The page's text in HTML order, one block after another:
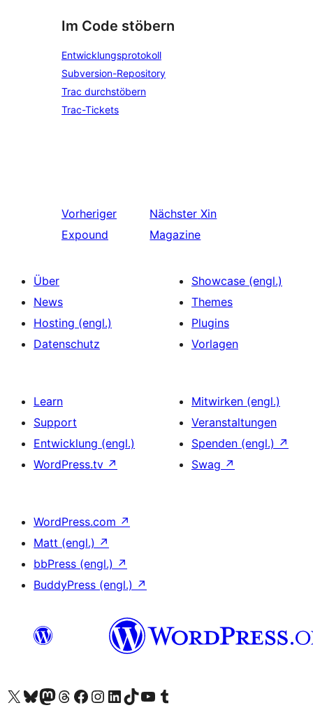
Im Code stöbern
Entwicklungsprotokoll
Subversion-Repository
Trac durchstöbern
Trac-Tickets
Vorheriger
Expound
Nächster Xin
Magazine
Über
News
Hosting (engl.)
Datenschutz
Showcase (engl.)
Themes
Plugins
Vorlagen
Learn
Support
Entwicklung (engl.)
WordPress.tv ↗
Mitwirken (engl.)
Veranstaltungen
Spenden (engl.) ↗
Swag ↗
WordPress.com ↗
Matt (engl.) ↗
bbPress (engl.) ↗
BuddyPress (engl.) ↗
Unser X-Konto (früher Twitter) besuchen
Unser Bluesky-Konto besuchen
Unser Mastodon-Konto besuchen
Unser Threads-Konto besuchen
Unsere Facebook-Seite besuchen
Unser Instagram-Konto besuchen
Unser LinkedIn-Konto besuchen
Unser TikTok-Konto besuchen
Unseren YouTube-Kanal besuchen
Unser Tumblr-Konto besuchen